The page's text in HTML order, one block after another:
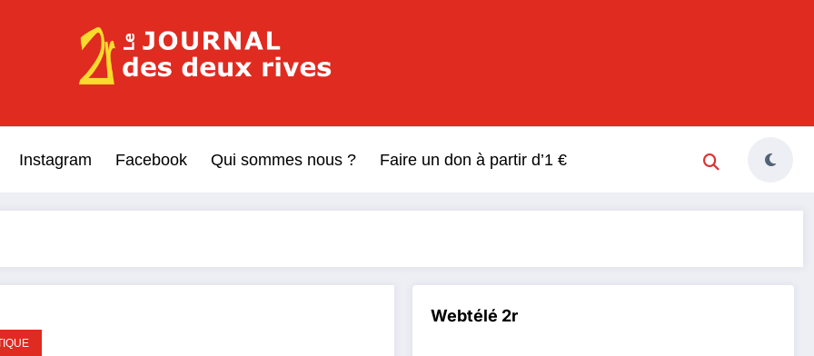
Le Journal des Deux Rives
Instagram Facebook Qui sommes nous ? Faire un don à partir d’1 €
Webtélé 2r